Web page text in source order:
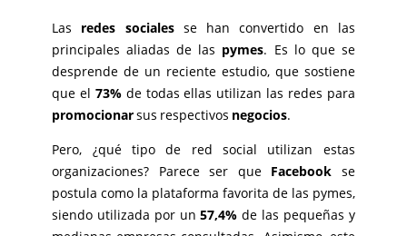
Las redes socialesse han convertido en las
principales aliadas de las pymes. Es lo que se
desprende de un reciente estudio, que sostiene
que el 73%de todas ellas utilizan las redes para
promocionarsus respectivos negocios.
Pero, ¿qué tipo de red social utilizan estas
organizaciones? Parece ser que Facebook se
postula como la plataforma favorita de las pymes,
siendo utilizada por un57,4% de las pequeñas y